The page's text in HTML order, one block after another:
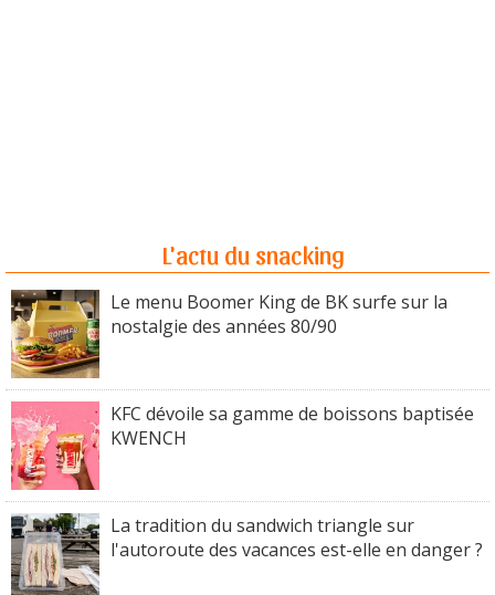
L'actu du snacking
Le menu Boomer King de BK surfe sur la
nostalgie des années 80/90
KFC dévoile sa gamme de boissons baptisée
KWENCH
La tradition du sandwich triangle sur
l'autoroute des vacances est-elle en danger ?